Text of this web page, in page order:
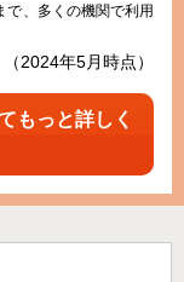
で、多くの機関で利用
（2024年5月時点）
もっと詳しく